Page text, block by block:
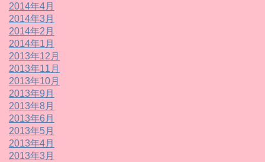
2014年4月
2014年3月
2014年2月
2014年1月
2013年12月
2013年11月
2013年10月
2013年9月
2013年8月
2013年6月
2013年5月
2013年4月
2013年3月